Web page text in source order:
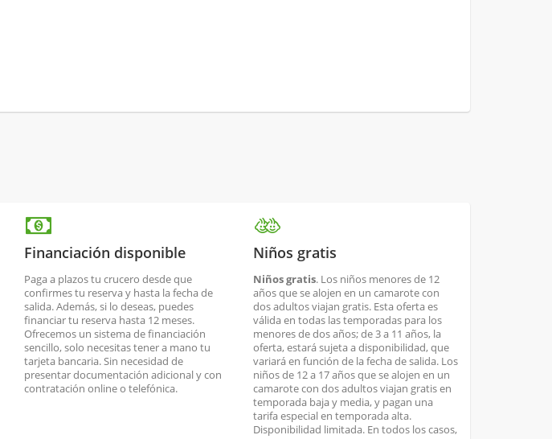
Financiación disponible
Paga a plazos tu crucero desde que
confirmes tu reserva y hasta la fecha de
salida. Además, si lo deseas, puedes
financiar tu reserva hasta 12 meses.
Ofrecemos un sistema de financiación
sencillo, solo necesitas tener a mano tu
tarjeta bancaria. Sin necesidad de
presentar documentación adicional y con
contratación online o telefónica.
Niños gratis
Niños gratis. Los niños menores de 12
años que se alojen en un camarote con
dos adultos viajan gratis. Esta oferta es
válida en todas las temporadas para los
menores de dos años; de 3 a 11 años, la
oferta, estará sujeta a disponibilidad, que
variará en función de la fecha de salida. Los
niños de 12 a 17 años que se alojen en un
camarote con dos adultos viajan gratis en
temporada baja y media, y pagan una
tarifa especial en temporada alta.
Disponibilidad limitada. En todos los casos,